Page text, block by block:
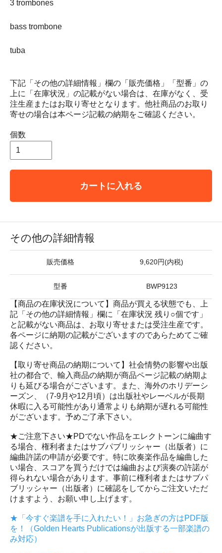
3 trombones
bass trombone
tuba
下記「その他の詳細情報」欄の「販売価格」「型番」の
上に「在庫状況」の記載がない場合は、在庫がなく、受
注生産またはお取り寄せとなります。他社商品のお取り
寄せの場合は本ページ記載の納期をご確認ください。
個数
カートに入れる
その他の詳細情報
販売価格 9,620円(内税)
型番 BWP9123
【商品の在庫状況について】商品が買える状態でも、上
記「その他の詳細情報」欄に「在庫状況 残り○個です」
と記載がない商品は、お取り寄せまたは受注生産です。
各ページに納期の記載がございますのであらためてご確
認ください。
【取り寄せ商品の納期について】社会情勢の影響や出版
社の都合で、輸入商品の納期が商品ページ記載の納期よ
りも延びる場合がございます。また、海外のホリデーシ
ーズン、（7-9月や12月頃）は出版社やレーベルが長期
休暇に入る可能性があり通常よりも納期が遅れる可能性
がございます。予めご了承下さい。
★ご注意下さい★PDでない作品をエレクトーンに編曲す
る場合、権利者またはサブパブリッシャー（出版者）に
編曲許諾の申請が必要です。特に吹奏楽作品を編曲した
い場合、スコアを買うだけでは編曲および演奏の許諾が
得られない場合があります。事前に権利者またはサブパ
ブリッシャー（出版者）に確認をしてからご注文いただ
けますよう、お願い申し上げます。
★「今すぐ楽譜を手に入れたい！」お急ぎの方はPDF版
を！（Golden Hearts Publicationsが出版する一部楽譜の
み対応）